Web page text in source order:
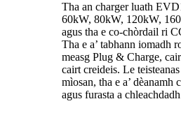
Tha an charger luath
60kW, 80kW, 120kW,
agus tha e co-chòrdail ri
Tha e a’ tabhann iomadh
measg Plug & Charge,
cairt creideis. Le
mìosan, tha e a’ dèanamh
agus furasta a